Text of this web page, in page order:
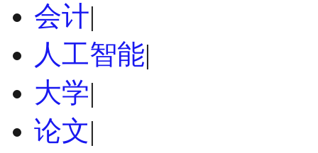
会计|
人工智能|
大学|
论文|